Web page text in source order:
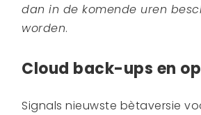
dan in de komende uren
worden.
Cloud back-ups en
Signals nieuwste bètaversie